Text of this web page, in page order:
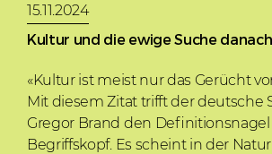
15.11.2024
Kultur und die ewige Suche danach
«Kultur ist meist nur das Gerücht
Mit diesem Zitat trifft der deutsche
Gregor Brand den
Begriffskopf. Es scheint in der